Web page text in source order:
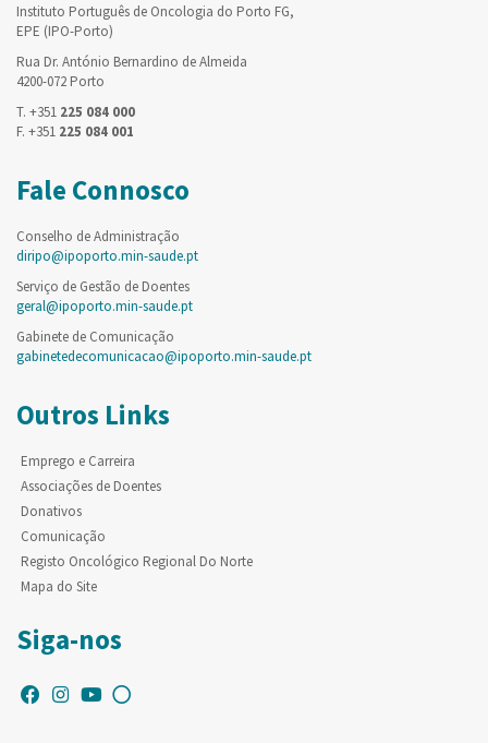
Instituto Português de Oncologia do Porto FG,
EPE (IPO-Porto)
Rua Dr. António Bernardino de Almeida
4200-072 Porto
T. +351 225 084 000
F. +351 225 084 001
Fale Connosco
Conselho de Administração
diripo@ipoporto.min-saude.pt
Serviço de Gestão de Doentes
geral@ipoporto.min-saude.pt
Gabinete de Comunicação
gabinetedecomunicacao@ipoporto.min-saude.pt
Outros Links
Emprego e Carreira
Associações de Doentes
Donativos
Comunicação
Registo Oncológico Regional Do Norte
Mapa do Site
Siga-nos